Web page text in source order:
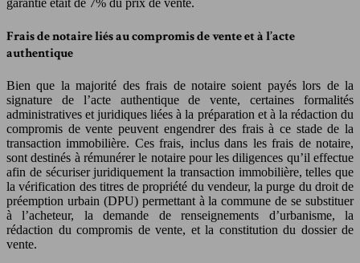
garantie était de 7% du prix de vente.
Frais de notaire liés au compromis de vente et à l’acte
authentique
Bien que la majorité des frais de notaire soient payés lors de la
signature de l’acte authentique de vente, certaines formalités
administratives et juridiques liées à la préparation et à la rédaction du
compromis de vente peuvent engendrer des frais à ce stade de la
transaction immobilière. Ces frais, inclus dans les frais de notaire,
sont destinés à rémunérer le notaire pour les diligences qu’il effectue
afin de sécuriser juridiquement la transaction immobilière, telles que
la vérification des titres de propriété du vendeur, la purge du droit de
préemption urbain (DPU) permettant à la commune de se substituer
à l’acheteur, la demande de renseignements d’urbanisme, la
rédaction du compromis de vente, et la constitution du dossier de
vente.